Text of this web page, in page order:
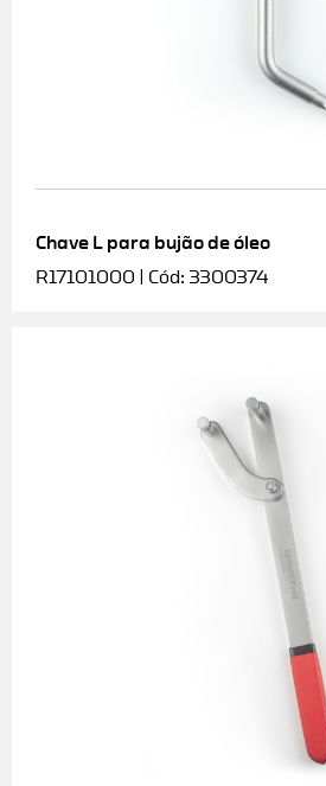
Chave L para bujão de óleo
R17101000 | Cód: 3300374